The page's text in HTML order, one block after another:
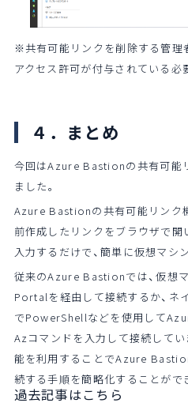
※共有可能リンクを削除する管理
アクセス許可が付与されている必
４．まとめ
今回はAzure Bastionの共有可能
ました。
Azure Bastionの共有可能リンク
前作成したリンクをブラウザで
入力するだけで、簡単に仮想マシ
従来のAzure Bastionでは、仮想
Portalを経由して接続するか、ネ
でPowerShellなどを使用して
Azコマンドを入力して接続して
能を利用することでAzure
続する手順を簡略化することがで
過去記事はこちら